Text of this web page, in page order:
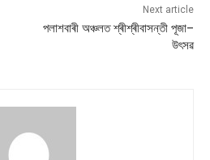
Next article
পলাশবাৰী অঞ্চলত শ্ৰীশ্ৰীবাসন্তী পূজা–
উৎসৱ